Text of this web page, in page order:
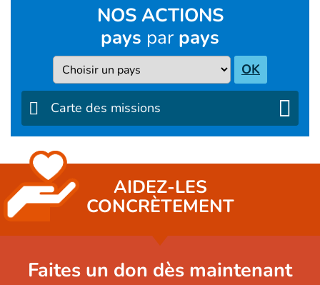
NOS ACTIONS
pays par pays
Pays OK
Carte des missions
AIDEZ-LES
CONCRÈTEMENT
Faites un don dès maintenant